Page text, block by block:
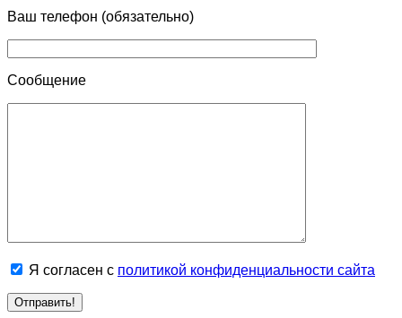
Ваш телефон (обязательно)
Сообщение
Я согласен с политикой конфиденциальности сайта